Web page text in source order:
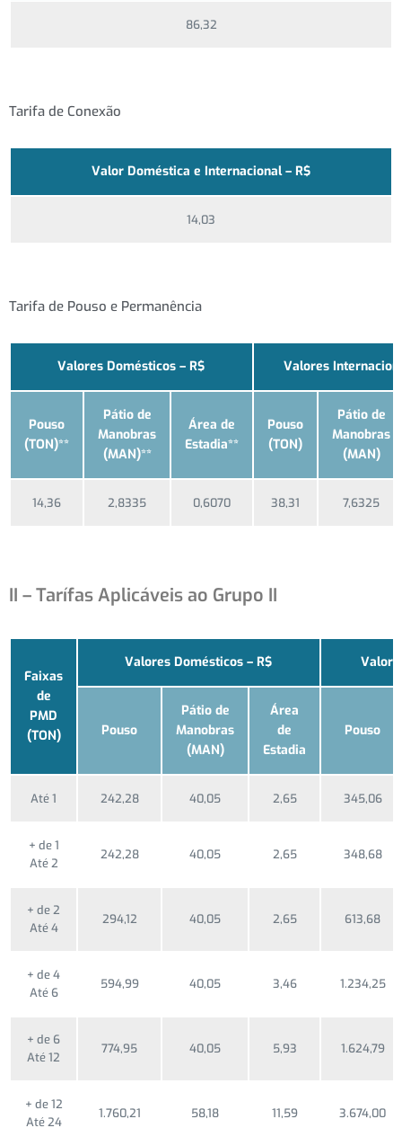
86,32
Tarifa de Conexão
Valor Doméstica e Internacional – R$
14,03
Tarifa de Pouso e Permanência
Valores Domésticos – R$ Valores
Pouso
(TON)**
Pátio de
Manobras
(MAN)**
Área de
Estadia**
Pouso
(TON)
Pátio de
Manobras
(MAN)
14,36 2,8335 0,6070 38,31 7,6325
II – Tarífas Aplicáveis ao Grupo II
Faixas
de
PMD
(TON)
Valores Domésticos – R$
Pouso
Pátio de
Manobras
(MAN)
Área
de
Estadia
Pouso
Até 1 242,28 40,05 2,65 345,06
+ de 1
Até 2
242,28 40,05 2,65 348,68
+ de 2
Até 4
294,12 40,05 2,65 613,68
+ de 4
Até 6
594,99 40,05 3,46 1.234,25
+ de 6
Até 12
774,95 40,05 5,93 1.624,79
+ de 12
Até 24
1.760,21 58,18 11,59 3.674,00